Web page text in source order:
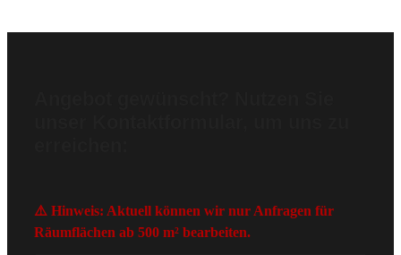
⚠️ Hinweis: Aktuell können wir nur Anfragen für
Räumflächen ab 500 m² bearbeiten.